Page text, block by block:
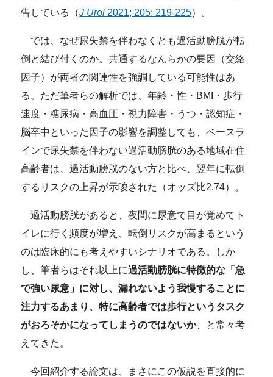
告している（J Urol 2021; 205: 219-225）。
では、なぜ尿失禁を伴わなくとも過活動膀胱が転
倒と結び付くのか。共通するなんらかの要因（交絡
因子）が両者の関連性を強調している可能性はあ
る。ただ筆者らの解析では、年齢・性・BMI・歩行
速度・糖尿病・高血圧・視力障害・うつ・認知症・
脳卒中といった因子の影響を調整しても、ベースラ
インで尿失禁を伴わない過活動膀胱のある地域在住
高齢者は、過活動膀胱のない方と比べ、翌年に転倒
するリスクの上昇が示唆された（オッズ比2.74）。
過活動膀胱があると、夜間に尿意で目が覚めてト
イレに行く頻度が増え、転倒リスクが高まるという
のは臨床的にも考えやすいシナリオである。しか
し、筆者らはそれ以上に過活動膀胱に特徴的な「急
で強い尿意」に対し、漏れないよう我慢することに
注力するあまり、特に高齢者では歩行というタスク
がおろそかになってしまうのではないか、と常々考
えてきた。
今回紹介する論文は、まさにこの仮説を直接的に